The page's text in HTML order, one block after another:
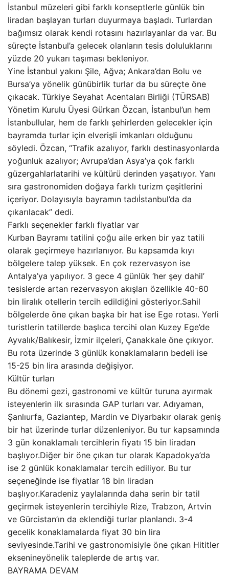
İstanbul müzeleri gibi farklı konseptlerle günlük bin
liradan başlayan turları duyurmaya başladı. Turlardan
bağımsız olarak kendi rotasını hazırlayanlar da var. Bu
süreçte İstanbul’a gelecek olanların tesis doluluklarını
yüzde 20 yukarı taşıması bekleniyor.
Yine İstanbul yakını Şile, Ağva; Ankara’dan Bolu ve
Bursa’ya yönelik günübirlik turlar da bu süreçte öne
çıkacak. Türkiye Seyahat Acentaları Birliği (TÜRSAB)
Yönetim Kurulu Üyesi Gürkan Özcan, İstanbul’un hem
İstanbullular, hem de farklı şehirlerden gelecekler için
bayramda turlar için elverişli imkanları olduğunu
söyledi. Özcan, “Trafik azalıyor, farklı destinasyonlarda
yoğunluk azalıyor; Avrupa’dan Asya’ya çok farklı
güzergahlarlatarihi ve kültürü derinden yaşatıyor. Yanı
sıra gastronomiden doğaya farklı turizm çeşitlerini
içeriyor. Dolayısıyla bayramın tadıİstanbul’da da
çıkarılacak” dedi.
Farklı seçenekler farklı fiyatlar var
Kurban Bayramı tatilini çoğu aile erken bir yaz tatili
olarak geçirmeye hazırlanıyor. Bu kapsamda kıyı
bölgelere talep yüksek. En çok rezervasyon ise
Antalya’ya yapılıyor. 3 gece 4 günlük ‘her şey dahil’
tesislerde artan rezervasyon akışları özellikle 40-60
bin liralık otellerin tercih edildiğini gösteriyor.Sahil
bölgelerde öne çıkan başka bir hat ise Ege rotası. Yerli
turistlerin tatillerde başlıca tercihi olan Kuzey Ege’de
Ayvalık/Balıkesir, İzmir ilçeleri, Çanakkale öne çıkıyor.
Bu rota üzerinde 3 günlük konaklamaların bedeli ise
15-25 bin lira arasında değişiyor.
Kültür turları
Bu dönemi gezi, gastronomi ve kültür turuna ayırmak
isteyenlerin ilk sırasında GAP turları var. Adıyaman,
Şanlıurfa, Gaziantep, Mardin ve Diyarbakır olarak geniş
bir hat üzerinde turlar düzenleniyor. Bu tur kapsamında
3 gün konaklamalı tercihlerin fiyatı 15 bin liradan
başlıyor.Diğer bir öne çıkan tur olarak Kapadokya’da
ise 2 günlük konaklamalar tercih ediliyor. Bu tur
seçeneğinde ise fiyatlar 18 bin liradan
başlıyor.Karadeniz yaylalarında daha serin bir tatil
geçirmek isteyenlerin tercihiyle Rize, Trabzon, Artvin
ve Gürcistan’ın da eklendiği turlar planlandı. 3-4
gecelik konaklamalarda fiyat 30 bin lira
seviyesinde.Tarihi ve gastronomisiyle öne çıkan Hititler
eksenineyönelik taleplerde de artış var.
BAYRAMA DEVAM